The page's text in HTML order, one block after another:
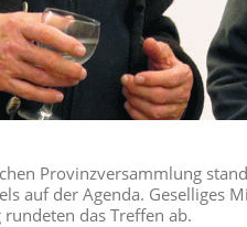
Provinzversammlung
auf der Agenda. Geselliges
rundeten das Treffen ab.